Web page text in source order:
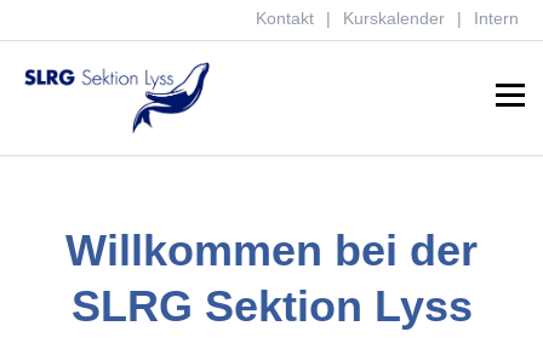
Intern
Kurskalender
Kontakt
Menu
Willkommen bei der
SLRG Sektion Lyss